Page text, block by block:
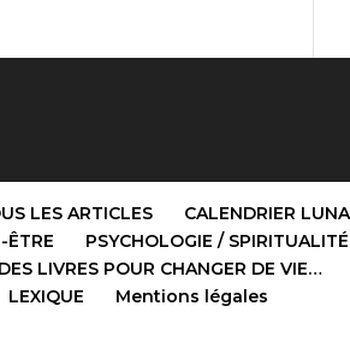
LES ARTICLES CALENDRIER
ÊTRE
PSYCHOLOGIE /
DES LIVRES POUR CHANGER DE VIE…
LEXIQUE Mentions légales